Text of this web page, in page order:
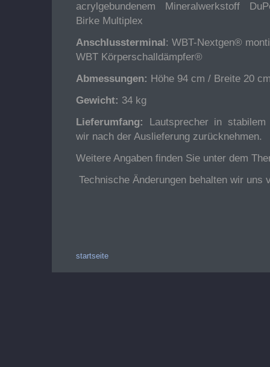
acrylgebundenem Mineralwerkstoff
Birke Multiplex
Anschlussterminal: WBT-Nextgen®
WBT Körperschalldämpfer®
Abmessungen: Höhe 94 cm / Breite 20
Gewicht: 34 kg
Lieferumfang:
Lautsprecher in stabilem
wir nach der Auslieferung zurücknehmen.
Weitere Angaben finden Sie unter dem
Technische Änderungen behalten wir uns
startseite